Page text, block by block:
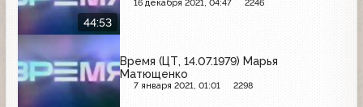
44:53
16 декабря 2021, 04:47 2246
Время (ЦТ, 14.07.1979) Марья
Матющенко
7 января 2021, 01:01 2298